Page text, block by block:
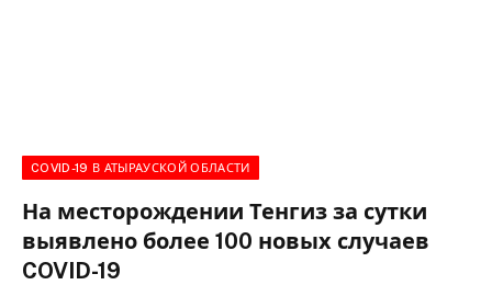
COVID-19 В АТЫРАУСКОЙ ОБЛАСТИ
На месторождении Тенгиз за сутки
выявлено более 100 новых случаев
COVID-19